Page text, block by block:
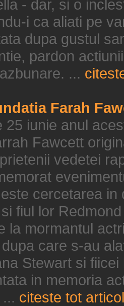
- dar, si o
i ca aliati pe
dupa gustul
pardon
...
Farah
25 iunie anul
Fawcett
vedetei
cercetarea
si fiul lor
la mormantul
care s-au
Stewart si fiicei
in memoria
citeste tot